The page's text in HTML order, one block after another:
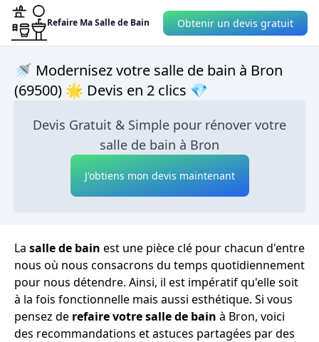
Refaire Ma Salle de Bain Obtenir un devis gratuit
🚿 Modernisez votre salle de bain à Bron
(69500) 🌟 Devis en 2 clics 💎
Devis Gratuit & Simple pour rénover votre
salle de bain à Bron
J'obtiens mon devis maintenant
La salle de bain est une pièce clé pour chacun d'entre
nous où nous consacrons du temps quotidiennement
pour nous détendre. Ainsi, il est impératif qu'elle soit
à la fois fonctionnelle mais aussi esthétique. Si vous
pensez de refaire votre salle de bain à Bron, voici
des recommandations et astuces partagées par des